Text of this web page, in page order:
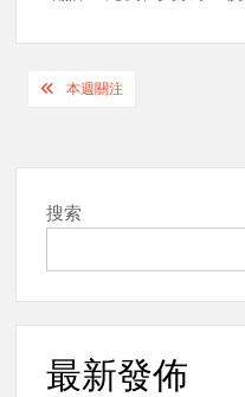
Post本週關注
搜索
最新發佈